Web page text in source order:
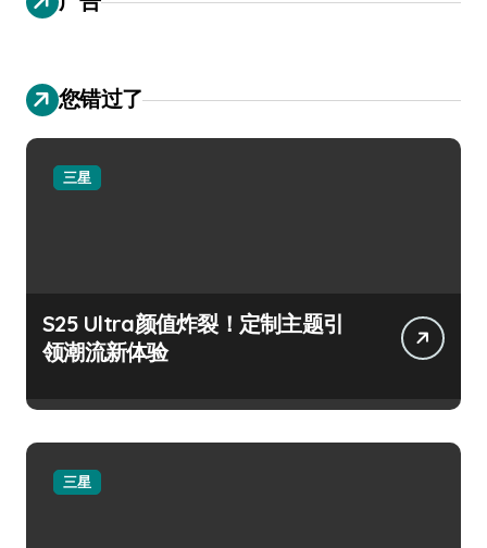
您错过了
三星
S25 Ultra颜值炸裂！定制主题引
领潮流新体验
三星